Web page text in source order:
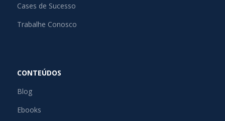
Cases de Sucesso
Trabalhe Conosco
CONTEÚDOS
Blog
Ebooks